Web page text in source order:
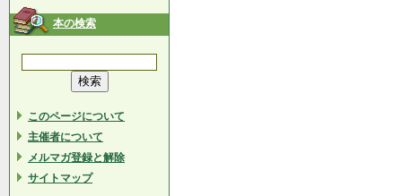
本の検索
このページについて
主催者について
メルマガ登録と解除
サイトマップ